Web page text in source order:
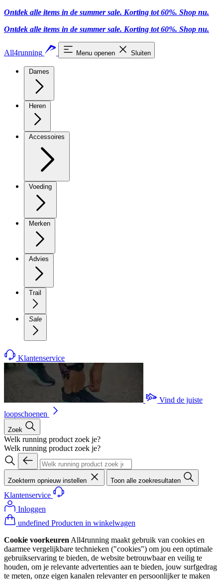
Ontdek alle items in de summer sale. Korting tot 60%. Shop nu.
Ontdek alle items in de summer sale. Korting tot 60%. Shop nu.
All4running Menu openen Sluiten
Dames
Heren
Accessoires
Voeding
Merken
Advies
Trail
Sale
Klantenservice
Vind de juiste
loopschoenen
Zoek
Welk running product zoek je?
Welk running product zoek je?
Zoekterm opnieuw instellen Toon alle zoekresultaten
Klantenservice
Inloggen
undefined Producten in winkelwagen
Cookie voorkeuren All4running maakt gebruik van cookies en
daarmee vergelijkbare technieken ("cookies") om jou een optimale
gebruikservaring te bieden, de website betrouwbaar en veilig te
houden, om je relevante advertenties aan te bieden, jouw surfgedrag
te meten, onze eigen kanalen relevanter en persoonlijker te maken